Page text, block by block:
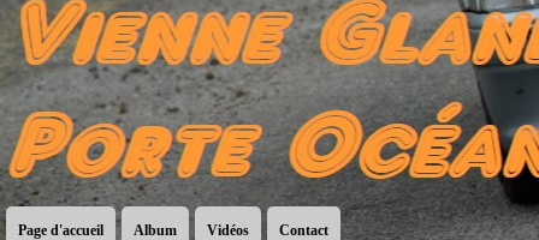
Page d'accueil Album Vidéos Contact